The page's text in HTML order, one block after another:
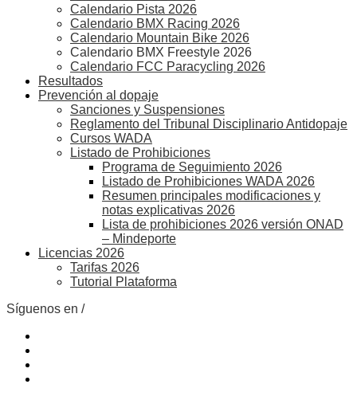
Calendario Pista 2026
Calendario BMX Racing 2026
Calendario Mountain Bike 2026
Calendario BMX Freestyle 2026
Calendario FCC Paracycling 2026
Resultados
Prevención al dopaje
Sanciones y Suspensiones
Reglamento del Tribunal Disciplinario Antidopaje
Cursos WADA
Listado de Prohibiciones
Programa de Seguimiento 2026
Listado de Prohibiciones WADA 2026
Resumen principales modificaciones y
notas explicativas 2026
Lista de prohibiciones 2026 versión ONAD
– Mindeporte
Licencias 2026
Tarifas 2026
Tutorial Plataforma
Síguenos en /